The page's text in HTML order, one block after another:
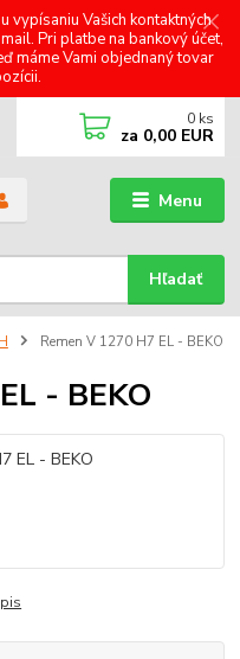
vypísaniu Vašich kontaktných
Pri platbe na bankový účet,
máme Vami objednaný tovar
Menu
Hľadať
0 ks
za 0,00 EUR
Remen V 1270 H7 EL - BEKO
- BEKO